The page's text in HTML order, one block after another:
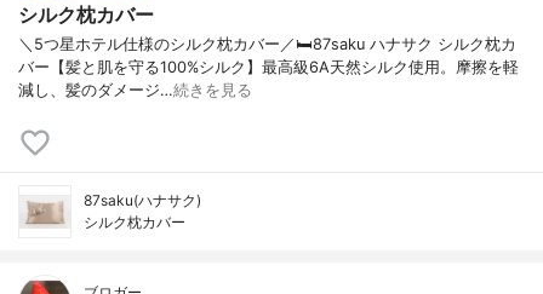
シルク枕カバー
＼5つ星ホテル仕様のシルク枕カバー／🛏️87saku ハナサク シルク枕カ
バー【髪と肌を守る100%シルク】最高級6A天然シルク使用。摩擦を軽
減し、髪のダメージ…続きを見る
87saku(ハナサク)
シルク枕カバー